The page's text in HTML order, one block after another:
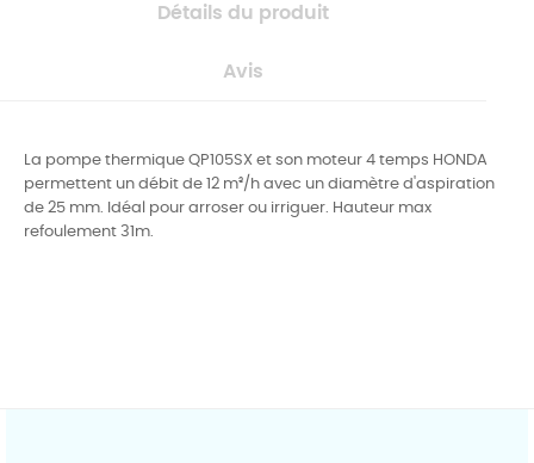
Détails du produit
Avis
La pompe thermique QP105SX et son moteur 4 temps HONDA
permettent un débit de 12 m³/h avec un diamètre d'aspiration
de 25 mm. Idéal pour arroser ou irriguer. Hauteur max
refoulement 31m.